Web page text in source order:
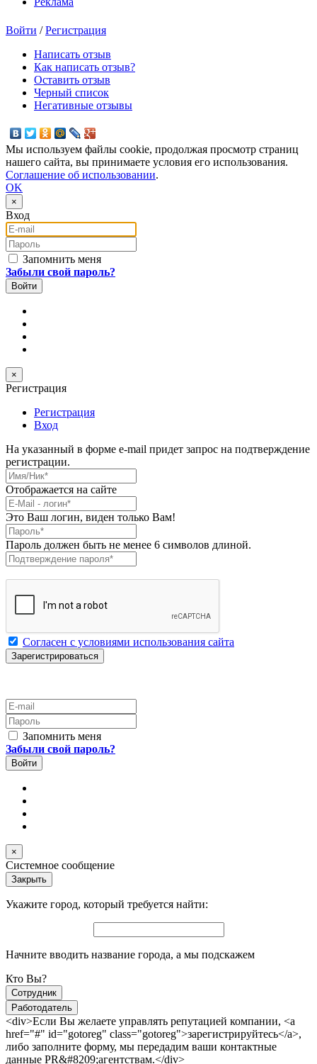
Войти /Регистрация
Написать отзыв
Как написать отзыв?
Оставить отзыв
Черный список
Негативные отзывы
Мы используем файлы cookie, продолжая просмотр страниц
нашего сайта, вы принимаете условия его использования.
Соглашение об использовании.
OK
×
Вход
E-mail
Пароль
Запомнить меня
Забыли свой пароль?
×
Регистрация
Регистрация
Вход
На указанный в форме e-mail придет запрос на подтверждение
регистрации.
Имя/Ник
Отображается на сайте
E-Mail *
Это Ваш логин, виден только Вам!
Пароль*
Пароль должен быть не менее 6 символов длиной.
Подтверждение пароля
Согласен с условиями использования сайта
E-mail
Пароль
Запомнить меня
Забыли свой пароль?
×
Системное сообщение
Закрыть
Укажите город, который требуется найти:
Начните вводить название города, а мы подскажем
Кто Вы?
Сотрудник
Работодатель
<div>Если Вы желаете управлять репутацией компании, <a
href="#" id="gotoreg" class="gotoreg">зарегистрируйтесь</a>,
либо заполните форму, мы передадим ваши контактные
данные PR&#8209;агентствам.</div>